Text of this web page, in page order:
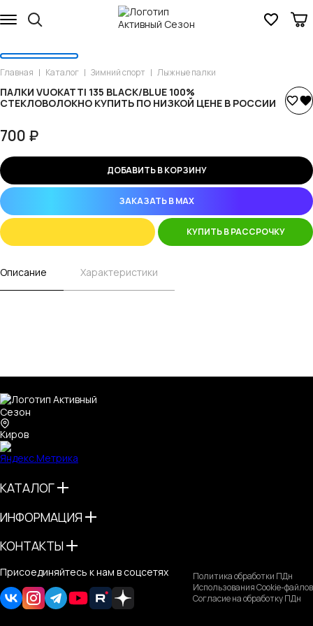
Главная Каталог Зимний спорт Лыжные палки
ПАЛКИ VUOKATTI 135 BLACK/BLUE 100%
СТЕКЛОВОЛОКНО КУПИТЬ ПО НИЗКОЙ ЦЕНЕ В РОССИИ
700 ₽
ДОБАВИТЬ В КОРЗИНУ
ЗАКАЗАТЬ В MAX
КУПИТЬ В РАССРОЧКУ
Описание Характеристики
Киров
КАТАЛОГ
ИНФОРМАЦИЯ
КОНТАКТЫ
Политика обработки ПДн
Использования Cookie-файлов
Согласие на обработку ПДн
Присоединяйтесь к нам в соцсетях